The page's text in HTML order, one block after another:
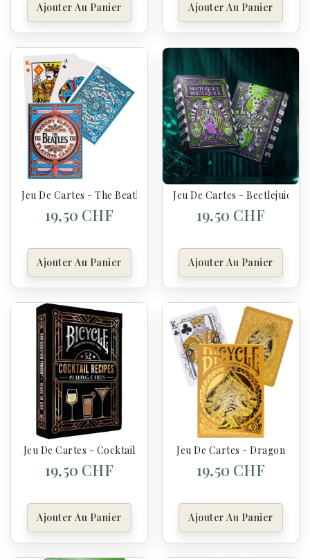
Ajouter Au Panier Ajouter Au Panier
Jeu De Cartes - The Beatles
19,50 CHF
Ajouter Au Panier
Jeu De Cartes - Beetlejuice
19,50 CHF
Ajouter Au Panier
Jeu De Cartes - Cocktail
19,50 CHF
Ajouter Au Panier
Jeu De Cartes - Dragon
19,50 CHF
Ajouter Au Panier